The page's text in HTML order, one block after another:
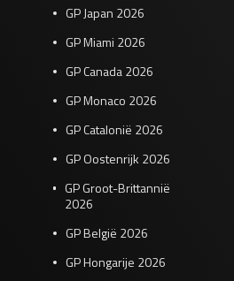
GP Japan 2026
GP Miami 2026
GP Canada 2026
GP Monaco 2026
GP Catalonië 2026
GP Oostenrijk 2026
GP Groot-Brittannië
2026
GP België 2026
GP Hongarije 2026